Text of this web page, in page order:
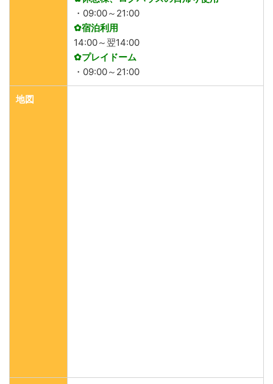
・09:00～21:00
✿宿泊利用
14:00～翌14:00
✿プレイドーム
・09:00～21:00
地図